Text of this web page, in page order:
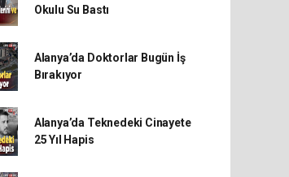
Okulu Su Bastı
Alanya’da Doktorlar Bugün İş
Bırakıyor
Alanya’da Teknedeki Cinayete
25 Yıl Hapis